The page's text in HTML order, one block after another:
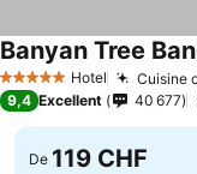
5 Étoiles Hotel Cuisine
Banyan Tree
9,4 Excellent 40 677
De 119 CHF